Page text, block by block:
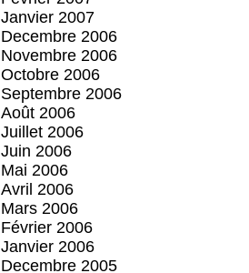
Janvier 2007
Decembre 2006
Novembre 2006
Octobre 2006
Septembre 2006
Août 2006
Juillet 2006
Juin 2006
Mai 2006
Avril 2006
Mars 2006
Février 2006
Janvier 2006
Decembre 2005